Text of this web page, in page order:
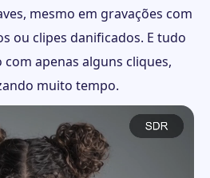
mesmo em gravações com
ou clipes danificados. E tudo
apenas alguns cliques,
muito tempo.